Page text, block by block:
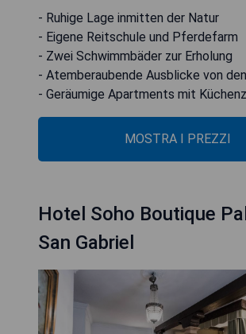
- Ruhige Lage inmitten der Natur
- Eigene Reitschule und Pferdefarm
- Zwei Schwimmbäder zur Erholung
- Atemberaubende Ausblicke von
- Geräumige Apartments mit
MOSTRA I PREZZI
Hotel Soho Boutique
San Gabriel